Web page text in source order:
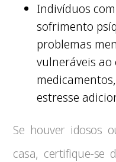
Indivíduos
sofrimento
problemas
vulneráveis
estresse
Se houver idosos
casa, certifique-se